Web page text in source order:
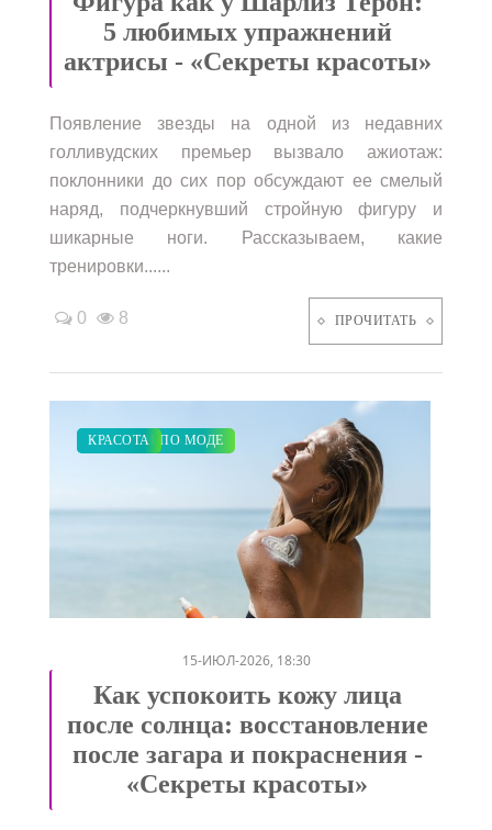
5 любимых упражнений
актрисы - «Секреты красоты»
Появление звезды на одной из недавних
голливудских премьер вызвало ажиотаж:
поклонники до сих пор обсуждают ее смелый
наряд, подчеркнувший стройную фигуру и
шикарные ноги. Рассказываем, какие
тренировки......
0 8 ПРОЧИТАТЬ
ЗАКУПКИ ПО МОДЕ
КРАСОТА
15-ИЮЛ-2026, 18:30
Как успокоить кожу лица
после солнца: восстановление
после загара и покраснения -
«Секреты красоты»